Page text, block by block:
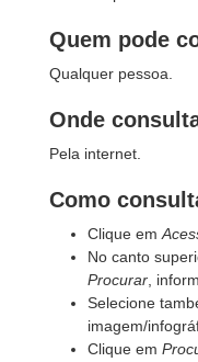
Quem pode
Qualquer pessoa.
Onde
Pela internet.
Como
Clique em
No canto
Procurar ,
Selecione
imagem/
Clique em